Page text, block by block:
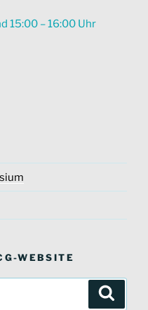
15:00 – 16:00 Uhr
WEBSITE